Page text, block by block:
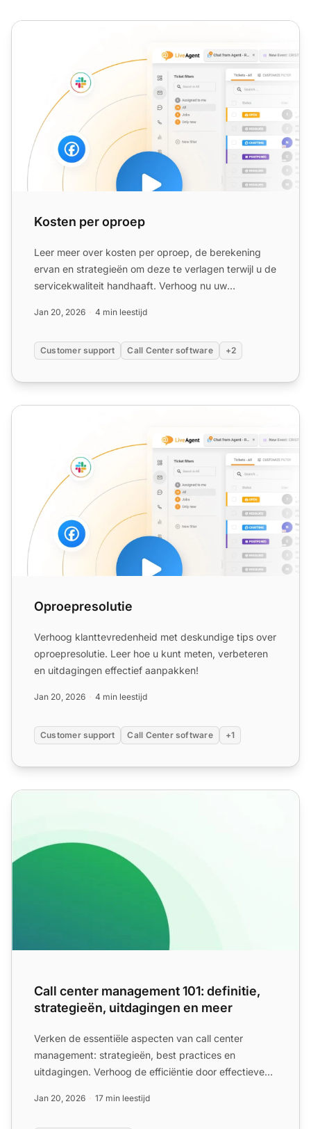
Kosten per oproep
Kosten per oproep
Leer meer over kosten per oproep, de berekening
ervan en strategieën om deze te verlagen terwijl u de
servicekwaliteit handhaaft. Verhoog nu uw
Jan 20, 2026 4 min leestijd
Customer support Call Center software +2
Oproepresolutie
Oproepresolutie
Verhoog klanttevredenheid met deskundige tips over
oproepresolutie. Leer hoe u kunt meten, verbeteren
en uitdagingen effectief aanpakken!
Jan 20, 2026 4 min leestijd
Customer support Call Center software +1
Call center management 101: definitie, strategieën,
Call center management 101: definitie,
strategieën, uitdagingen en meer
Verken de essentiële aspecten van call center
management: strategieën, best practices en
uitdagingen. Verhoog de efficiëntie door effectieve
Jan 20, 2026 17 min leestijd